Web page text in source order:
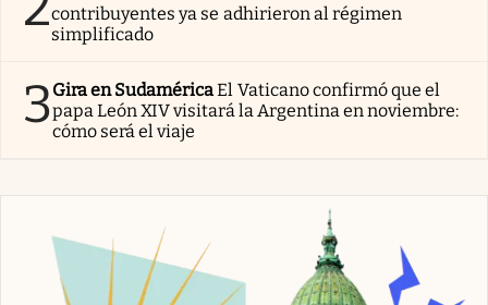
contribuyentes ya se adhirieron al régimen
simplificado
3Gira en SudaméricaEl Vaticano confirmó que el
papa León XIV visitará la Argentina en noviembre:
cómo será el viaje